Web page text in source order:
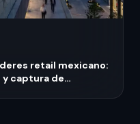
retail mexicano:
y captura de